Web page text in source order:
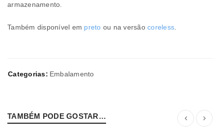
armazenamento.
Também disponível em preto ou na versão coreless.
Categorias: Embalamento
TAMBÉM PODE GOSTAR…